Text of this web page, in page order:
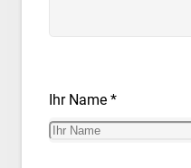
Ihr Name *